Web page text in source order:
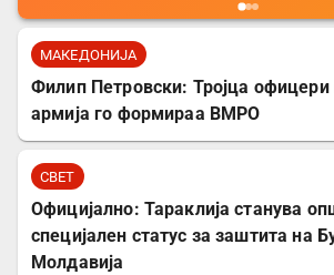
МАКЕДОНИЈА
Филип Петровски: Тројца офицери
армија го формираа ВМРО
СВЕТ
Официјално: Тараклија станува
специјален статус за заштита на
Молдавија